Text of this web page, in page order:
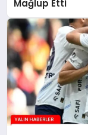
Mağlup Etti